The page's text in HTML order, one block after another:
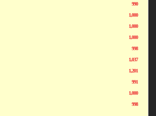
990
1,000
1,000
1,000
998
1,037
1,201
991
1,000
998